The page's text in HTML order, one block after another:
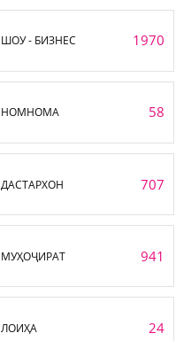
ШОУ - БИЗНЕС 1970
НОМНОМА 58
ДАСТАРХОН 707
МУҲОҶИРАТ 941
ЛОИҲА 24